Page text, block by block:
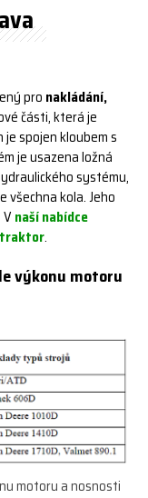
pro nakládání,
části, která je
spojen kloubem s
je usazena ložná
systému,
všechna kola. Jeho
naší nabídce
traktor.
výkonu motoru
motoru a nosnosti